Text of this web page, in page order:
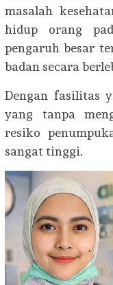
masalah
hidup orang
pengaruh besar
badan secara
Dengan fasilitas
yang tanpa
resiko
sangat tinggi.